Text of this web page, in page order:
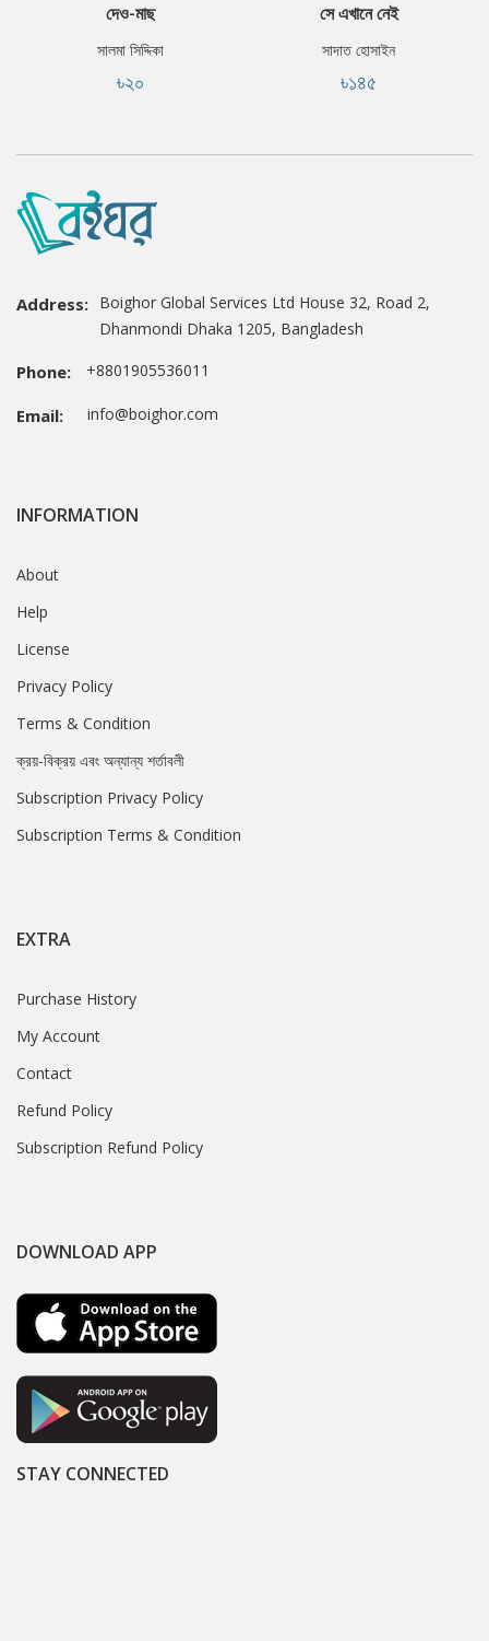
দেও-মাছ
সালমা সিদ্দিকা
৳২০
সে এখানে নেই
সাদাত হোসাইন
৳১৪৫
Address: Boighor Global Services Ltd House 32, Road 2,
Dhanmondi Dhaka 1205, Bangladesh
Phone: +8801905536011
Email: info@boighor.com
INFORMATION
About
Help
License
Privacy Policy
Terms & Condition
ক্রয়-বিক্রয় এবং অন্যান্য শর্তাবলী
Subscription Privacy Policy
Subscription Terms & Condition
EXTRA
Purchase History
My Account
Contact
Refund Policy
Subscription Refund Policy
DOWNLOAD APP
STAY CONNECTED